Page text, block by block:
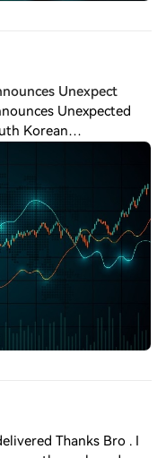
Unexpect
Unexpected
Korean
that it will
Thanks Bro . I